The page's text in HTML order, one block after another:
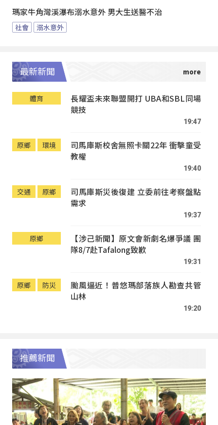
瑪家牛角灣溪瀑布溺水意外 男大生送醫不治
社會 溺水意外
最新新聞
體育
長耀盃未來聯盟開打 UBA和SBL同場
競技
19:47
原鄉 環境
司馬庫斯校舍無照卡關22年 衝擊童受
教權
19:40
交通 原鄉
司馬庫斯災後復建 立委前往考察盤點
需求
19:37
原鄉
【涉己新聞】原文會新劇名爆爭議 團
隊8/7赴Tafalong致歉
19:31
原鄉 防災
颱風逼近！普悠瑪部落族人勘查共管
山林
19:20
推薦新聞